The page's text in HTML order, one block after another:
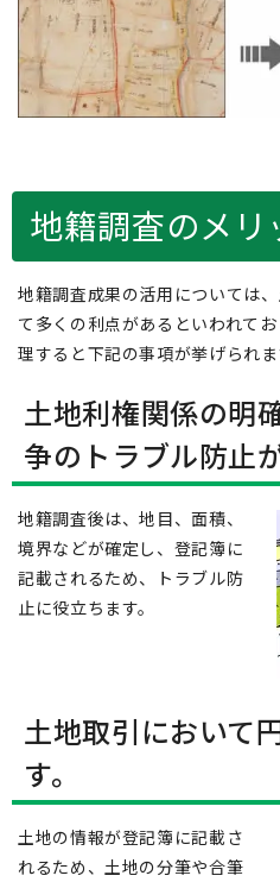
地籍調査のメリ
地籍調査成果の活用については
て多くの利点があるといわれて
理すると下記の事項が挙げられま
土地利権関係の明
争のトラブル防止
地籍調査後は、地目、面積、
境界などが確定し、登記簿に
記載されるため、トラブル防
止に役立ちます。
土地取引において
す。
土地の情報が登記簿に記載さ
れるため、土地の分筆や合筆